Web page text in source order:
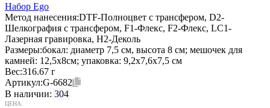
Набор Ego
Метод нанесения:DTF-Полноцвет с трансфером, D2-
Шелкография с трансфером, F1-Флекс, F2-Флекс, LC1-
Лазерная гравировка, H2-Деколь
Размеры:бокал: диаметр 7,5 см, высота 8 см; мешочек для
камней: 12,5х8см; упаковка: 9,2х7,6х7,5 см
Вес:316.67 г
Артикул:G-6682
В наличии: 304
ЦЕНА: